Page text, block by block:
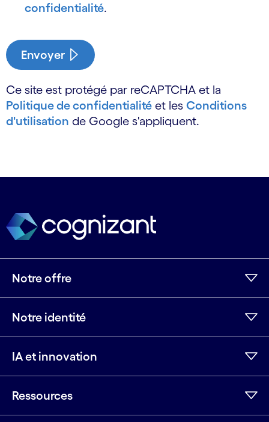
confidentialité.
Envoyer
Ce site est protégé par reCAPTCHA et la
Politique de confidentialité et les Conditions
d'utilisation de Google s'appliquent.
Notre offre
Notre identité
IA et innovation
Ressources